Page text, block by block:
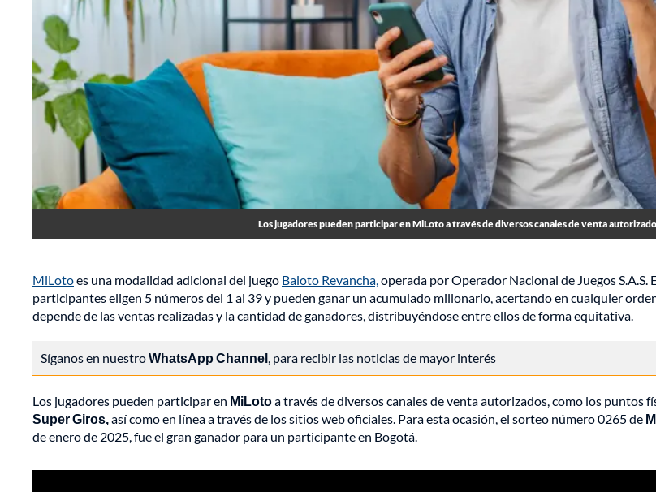
Los jugadores pueden participar en MiLoto a través de diversos canales de venta
MiLotoes una modalidad adicional del juego Baloto Revancha,operada por Operador Nacional de Juegos S.A.S.
participantes eligen 5 números del 1 al 39 y pueden ganar un acumulado millonario, acertando en cualquier
depende de las ventas realizadas y la cantidad de ganadores, distribuyéndose entre ellos de forma equitativa.
Síganos en nuestroWhatsApp Channel, para recibir las noticias de mayor interés
Los jugadores pueden participar en MiLotoa través de diversos canales de venta autorizados, como los puntos
Super Giros,así como en línea a través de los sitios web oficiales. Para esta ocasión, el sorteo número 0265 de
de enero de 2025, fue el gran ganador para un participante en Bogotá.